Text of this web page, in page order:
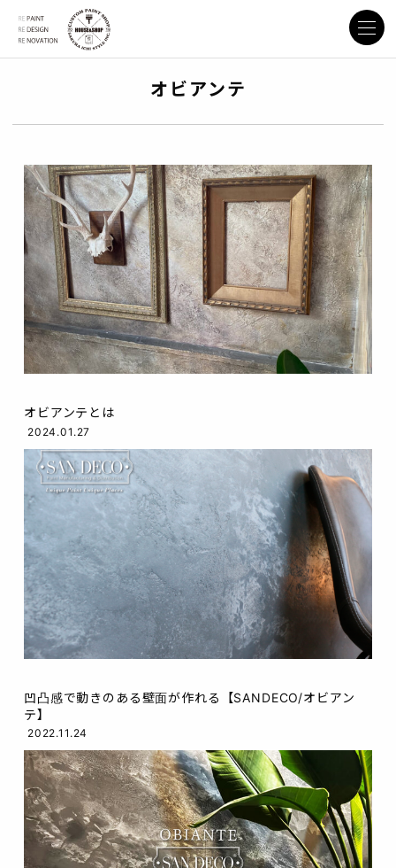
オビアンテ
オビアンテとは
2024.01.27
凹凸感で動きのある壁面が作れる【SANDECO/オビアン
テ】
2022.11.24